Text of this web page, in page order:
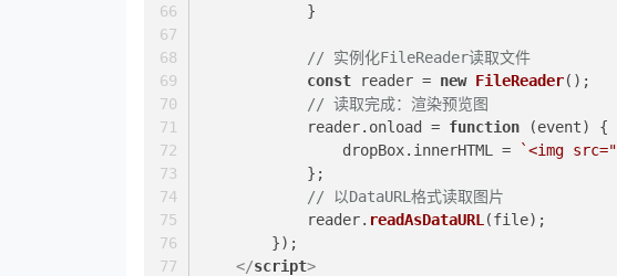
            }
// 实例化FileReader读取文件
const reader = new FileReader();
// 读取完成：渲染预览图
            reader.
onload = function (event) {
                dropBox.
innerHTML = `<img src="
            };
// 以DataURL格式读取图片
            reader.
readAsDataURL (file);
        });
</script>